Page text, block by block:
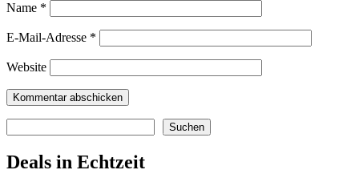
Name *
E-Mail-Adresse *
Website
Suchen
Deals in Echtzeit